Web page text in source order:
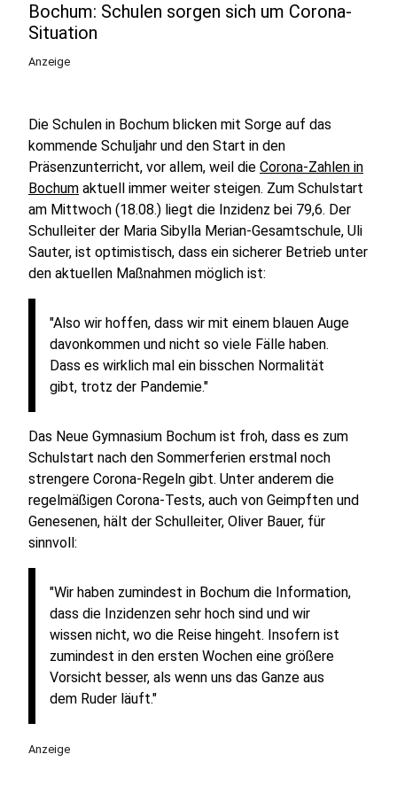
Bochum: Schulen sorgen sich um Corona-
Situation
Anzeige
Die Schulen in Bochum blicken mit Sorge auf das
kommende Schuljahr und den Start in den
Präsenzunterricht, vor allem, weil die Corona-Zahlen in
Bochum aktuell immer weiter steigen. Zum Schulstart
am Mittwoch (18.08.) liegt die Inzidenz bei 79,6. Der
Schulleiter der Maria Sibylla Merian-Gesamtschule, Uli
Sauter, ist optimistisch, dass ein sicherer Betrieb unter
den aktuellen Maßnahmen möglich ist:
"Also wir hoffen, dass wir mit einem blauen Auge
davonkommen und nicht so viele Fälle haben.
Dass es wirklich mal ein bisschen Normalität
gibt, trotz der Pandemie."
Das Neue Gymnasium Bochum ist froh, dass es zum
Schulstart nach den Sommerferien erstmal noch
strengere Corona-Regeln gibt. Unter anderem die
regelmäßigen Corona-Tests, auch von Geimpften und
Genesenen, hält der Schulleiter, Oliver Bauer, für
sinnvoll:
"Wir haben zumindest in Bochum die Information,
dass die Inzidenzen sehr hoch sind und wir
wissen nicht, wo die Reise hingeht. Insofern ist
zumindest in den ersten Wochen eine größere
Vorsicht besser, als wenn uns das Ganze aus
dem Ruder läuft."
Anzeige